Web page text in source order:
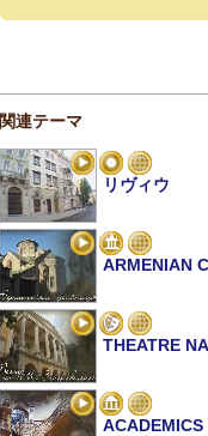
関連テーマ
リヴィウ
ARMENIAN
THEATRE
ACADEMICS